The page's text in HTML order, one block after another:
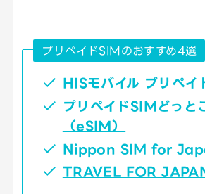
プリペイドSIMのおすすめ4選
HISモバイル プリペイ
プリペイドSIMどっと
（eSIM）
Nippon SIM for
TRAVEL FOR